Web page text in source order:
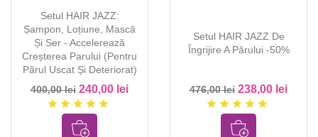
Setul HAIR JAZZ:
Șampon, Loțiune, Mască
Și Ser - Accelerează
Creșterea Parului (pentru
Părul Uscat Și Deteriorat)
400,00 lei 240,00 lei
star star star star star
Setul HAIR JAZZ De
Îngrijire A Părului -50%
476,00 lei 238,00 lei
star star star star star